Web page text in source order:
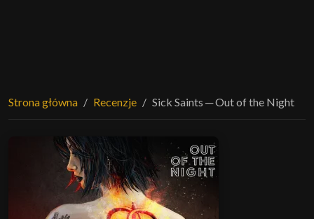
Strona główna Recenzje Sick Saints ─ Out of the Night